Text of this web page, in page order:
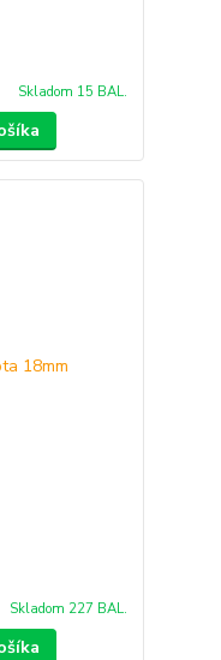
Skladom 15 BAL.
Skladom 227 BAL.